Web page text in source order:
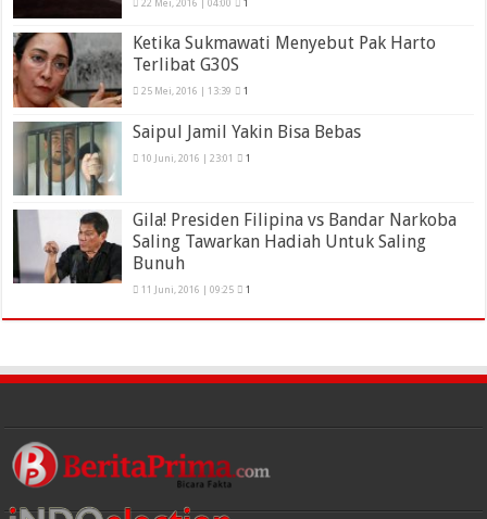
22 Mei, 2016 | 04:00 1
Ketika Sukmawati Menyebut Pak Harto
Terlibat G30S
25 Mei, 2016 | 13:39 1
Saipul Jamil Yakin Bisa Bebas
10 Juni, 2016 | 23:01 1
Gila! Presiden Filipina vs Bandar Narkoba
Saling Tawarkan Hadiah Untuk Saling
Bunuh
11 Juni, 2016 | 09:25 1